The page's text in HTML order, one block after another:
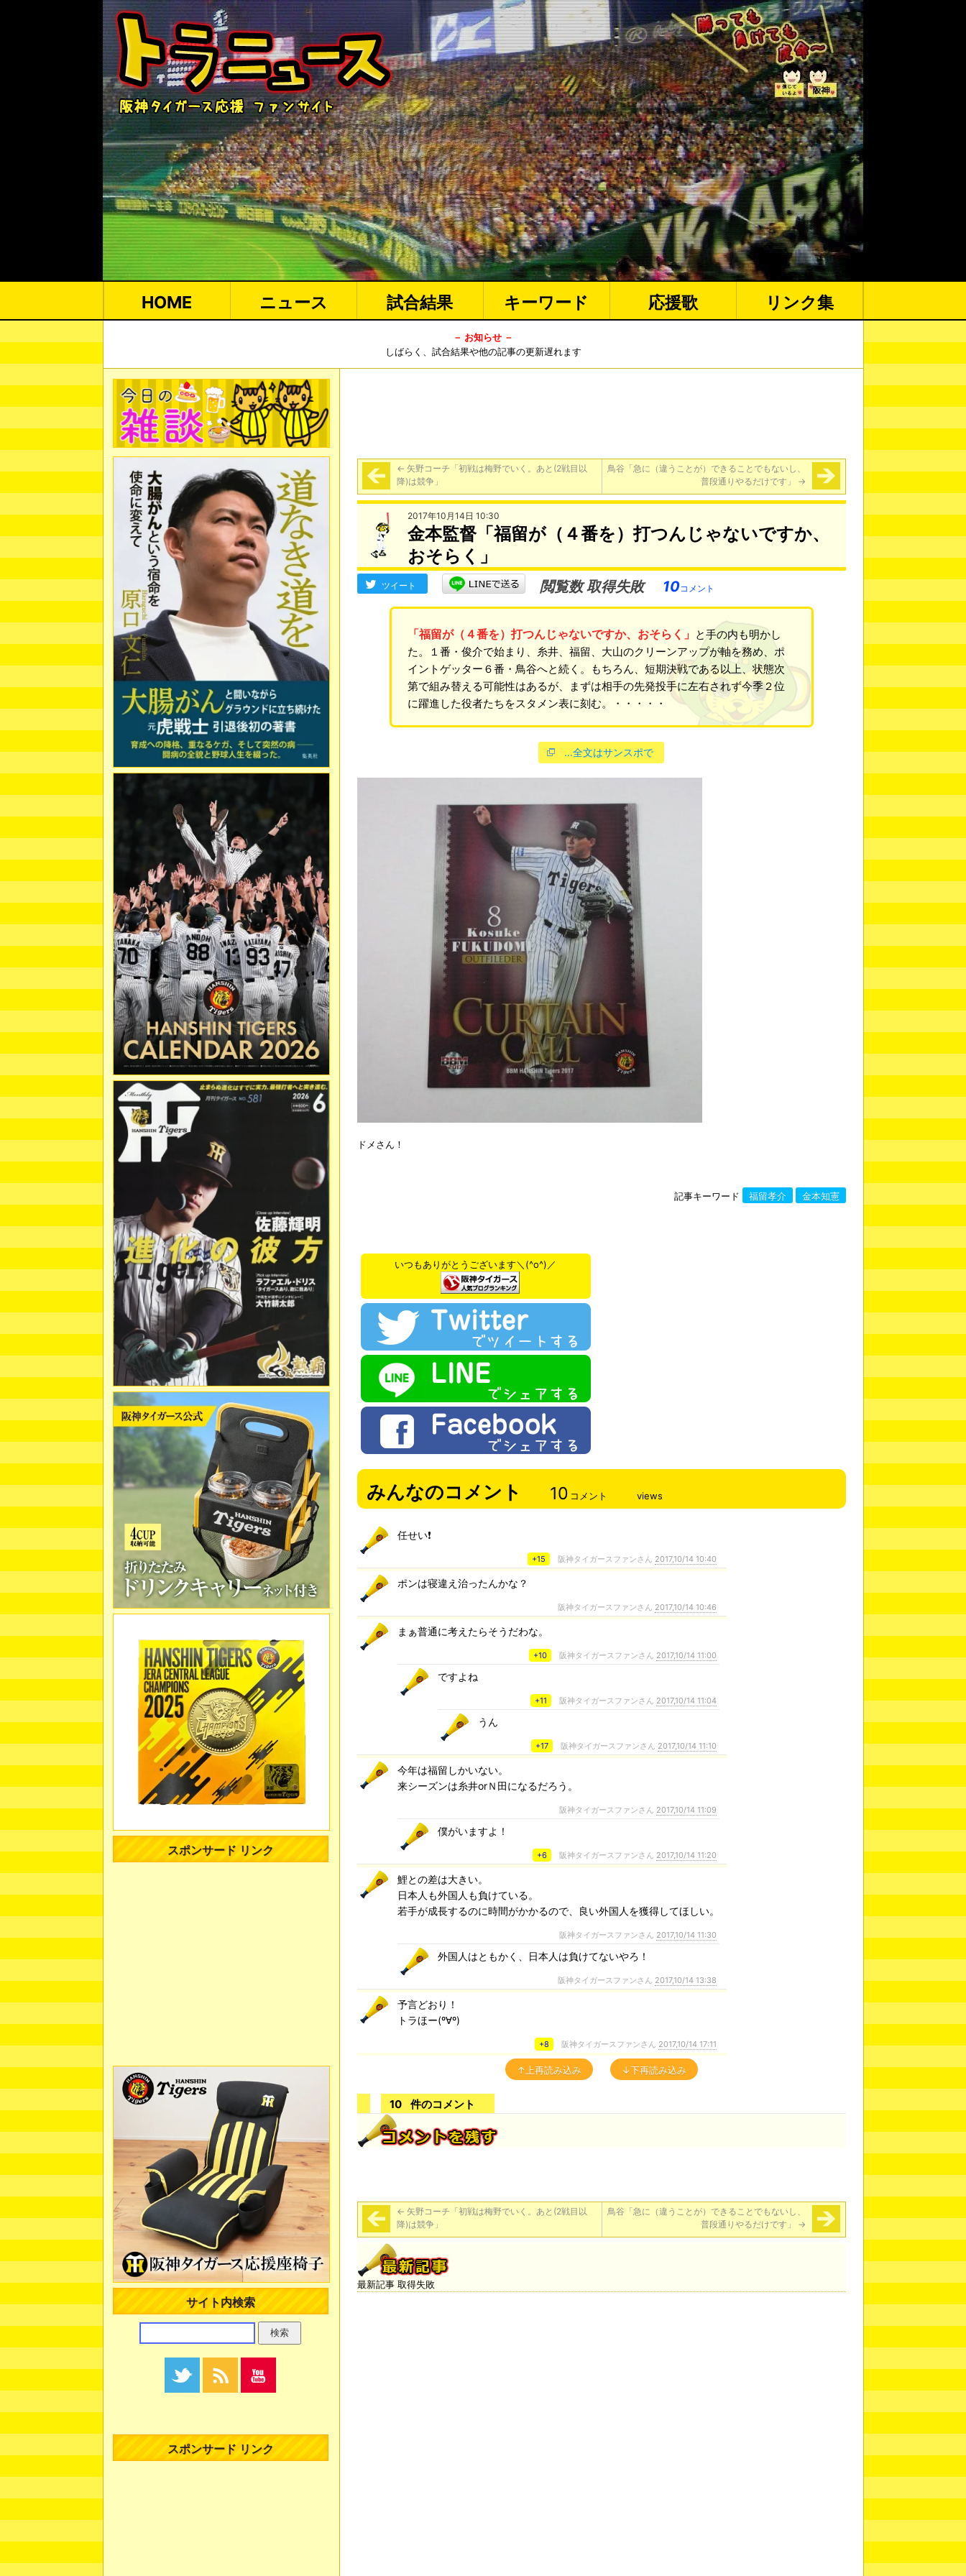
HOME ニュース 試合結果 キーワード 応援歌 リンク集
－ お知らせ －
しばらく、試合結果や他の記事の更新遅れます
← 矢野コーチ「初戦は梅野でいく。あと(2戦目以
降)は競争」
鳥谷「急に（違うことが）できることでもないし、
普段通りやるだけです」 →
2017年10月14日 10:30
金本監督「福留が（４番を）打つんじゃないですか、
おそらく」
ツイート 閲覧数 取得失敗 10コメント
「福留が（４番を）打つんじゃないですか、おそらく」 と手の内も明かし
た。１番・俊介で始まり、糸井、福留、大山のクリーンアップが軸を務め、ポ
イントゲッター６番・鳥谷へと続く。もちろん、短期決戦である以上、状態次
第で組み替える可能性はあるが、まずは相手の先発投手に左右されず今季２位
に躍進した役者たちをスタメン表に刻む。・・・・・
…全文はサンスポで
ドメさん！
記事キーワード 福留孝介 金本知憲
いつもありがとうございます＼(^o^)／
みんなのコメント 10 コメント views
任せい❗
+15 阪神タイガースファンさん 2017,10/14 10:40
ポンは寝違え治ったんかな？
阪神タイガースファンさん 2017,10/14 10:46
まぁ普通に考えたらそうだわな。
+10 阪神タイガースファンさん 2017,10/14 11:00
ですよね
+11 阪神タイガースファンさん 2017,10/14 11:04
うん
+17 阪神タイガースファンさん 2017,10/14 11:10
今年は福留しかいない。
来シーズンは糸井orＮ田になるだろう。
阪神タイガースファンさん 2017,10/14 11:09
僕がいますよ！
+6 阪神タイガースファンさん 2017,10/14 11:20
鯉との差は大きい。
日本人も外国人も負けている。
若手が成長するのに時間がかかるので、良い外国人を獲得してほしい。
阪神タイガースファンさん 2017,10/14 11:30
外国人はともかく、日本人は負けてないやろ！
阪神タイガースファンさん 2017,10/14 13:38
予言どおり！
トラほー(º∀º)
+8 阪神タイガースファンさん 2017,10/14 17:11
↑上再読み込み ↓下再読み込み
10 件のコメント
← 矢野コーチ「初戦は梅野でいく。あと(2戦目以
降)は競争」
鳥谷「急に（違うことが）できることでもないし、
普段通りやるだけです」 →
最新記事 取得失敗
スポンサード リンク
サイト内検索
スポンサード リンク